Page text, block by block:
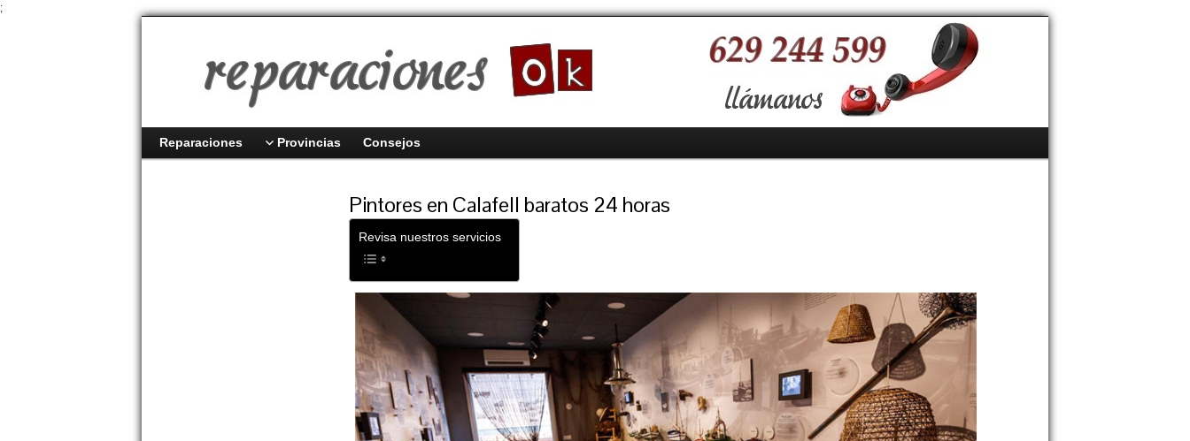
;
Reparaciones Provincias Consejos
Pintores en Calafell baratos 24 horas
Revisa nuestros servicios